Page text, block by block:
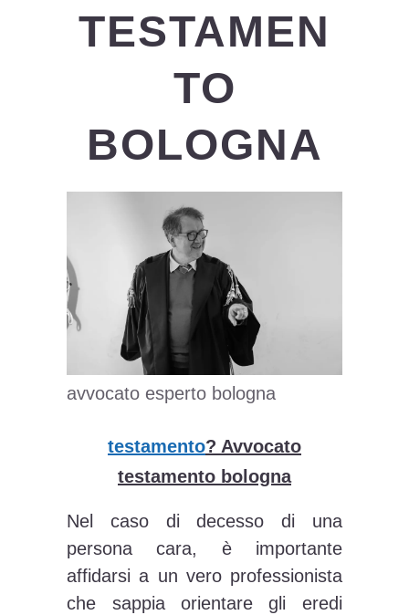
TESTAMEN
TO
BOLOGNA
avvocato esperto bologna
testamento? Avvocato
testamento bologna
Nel caso di decesso di una
persona cara, è importante
affidarsi a un vero professionista
che sappia orientare gli eredi